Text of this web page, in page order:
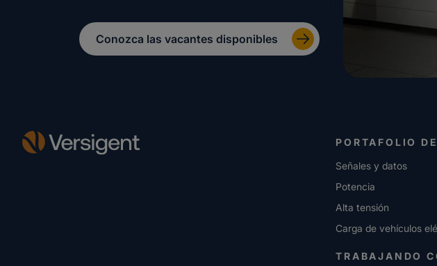
Conozca las vacantes disponibles
PORTAFOLIO
Señales y datos
Potencia
Alta tensión
Carga de vehículos
TRABAJANDO